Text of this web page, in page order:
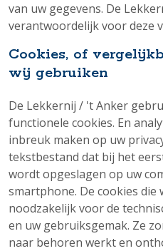
van uw gegevens. De
verantwoordelijk voor deze
Cookies, of
wij gebruiken
De Lekkernij / 't Anker
functionele cookies. En
inbreuk maken op uw
tekstbestand dat bij het
wordt opgeslagen op uw
smartphone. De cookies die
noodzakelijk voor de
en uw gebruiksgemak. Ze
naar behoren werkt en